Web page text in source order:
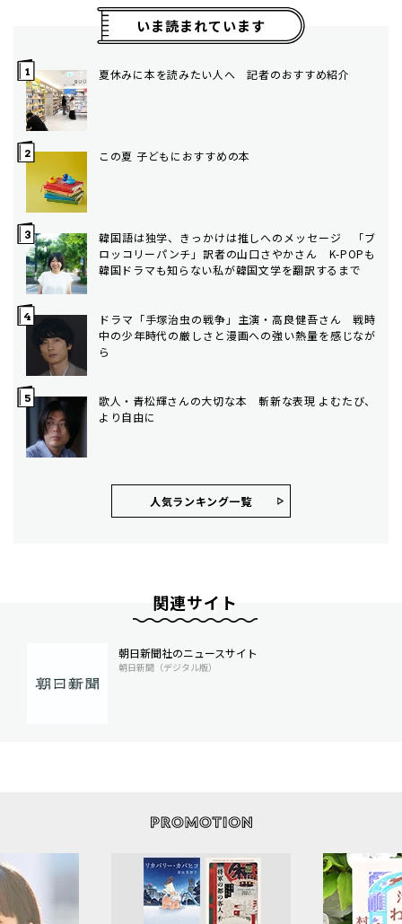
いま読まれています
夏休みに本を読みたい人へ 記者のおすすめ紹介
この夏 子どもにおすすめの本
韓国語は独学、きっかけは推しへのメッセージ 「ブ
ロッコリーパンチ」訳者の山口さやかさん K-POPも
韓国ドラマも知らない私が韓国文学を翻訳するまで
ドラマ「手塚治虫の戦争」主演・高良健吾さん 戦時
中の少年時代の厳しさと漫画への強い熱量を感じなが
ら
歌人・青松輝さんの大切な本 斬新な表現 よむたび、
より自由に
人気ランキング⼀覧
関連サイト
朝日新聞社のニュースサイト
朝日新聞（デジタル版）